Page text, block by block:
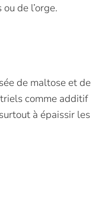
de l’orge.
de maltose et de
comme additif
à épaissir les